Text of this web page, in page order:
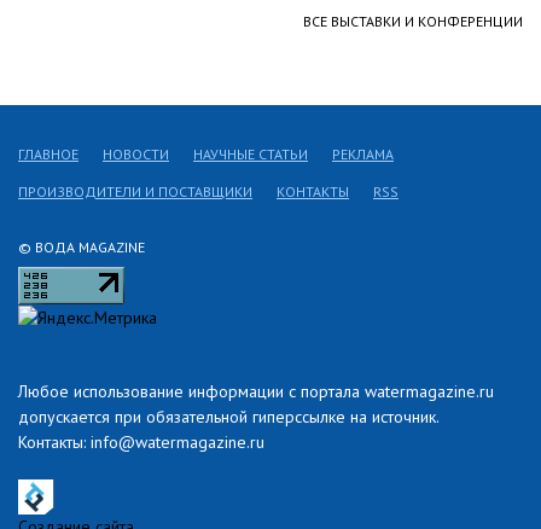
ВСЕ ВЫСТАВКИ И КОНФЕРЕНЦИИ
© ВОДА MAGAZINE
Любое использование информации с портала watermagazine.ru
допускается при обязательной гиперссылке на источник.
Контакты: info@watermagazine.ru
ГЛАВНОЕ НОВОСТИ НАУЧНЫЕ СТАТЬИ РЕКЛАМА
ПРОИЗВОДИТЕЛИ И ПОСТАВЩИКИ КОНТАКТЫ RSS